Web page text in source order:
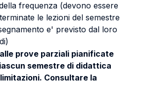
frequenza (devono essere
le lezioni del semestre
e' previsto dal loro
prove parziali pianificate
semestre di didattica
Consultare la